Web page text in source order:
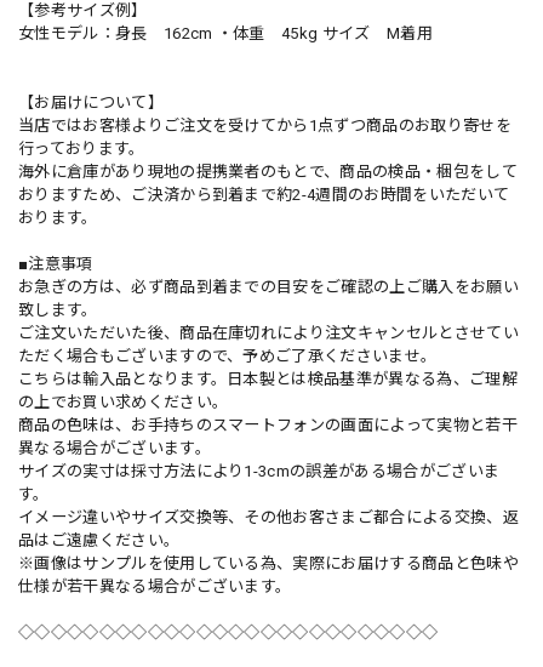
【参考サイズ例】
女性モデル：身長 162cm ・体重 45kg サイズ M着用
【お届けについて】
当店ではお客様よりご注文を受けてから1点ずつ商品のお取り寄せを
行っております。
海外に倉庫があり現地の提携業者のもとで、商品の検品・梱包をして
おりますため、ご決済から到着まで約2-4週間のお時間をいただいて
おります。
■注意事項
お急ぎの方は、必ず商品到着までの目安をご確認の上ご購入をお願い
致します。
ご注文いただいた後、商品在庫切れにより注文キャンセルとさせてい
ただく場合もございますので、予めご了承くださいませ。
こちらは輸入品となります。日本製とは検品基準が異なる為、ご理解
の上でお買い求めください。
商品の色味は、お手持ちのスマートフォンの画面によって実物と若干
異なる場合がございます。
サイズの実寸は採寸方法により1-3cmの誤差がある場合がございま
す。
イメージ違いやサイズ交換等、その他お客さまご都合による交換、返
品はご遠慮ください。
※画像はサンプルを使用している為、実際にお届けする商品と色味や
仕様が若干異なる場合がございます。
◇◇◇◇◇◇◇◇◇◇◇◇◇◇◇◇◇◇◇◇◇◇◇◇◇◇